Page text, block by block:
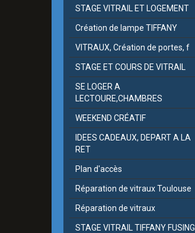
STAGE VITRAIL ET LOGEMENT
Création de lampe TIFFANY
VITRAUX, Création de portes, f
STAGE ET COURS DE VITRAIL
SE LOGER A
LECTOURE,CHAMBRES
WEEKEND CRÉATIF
IDEES CADEAUX, DEPART A LA
RET
Plan d'accès
Réparation de vitraux Toulouse
Réparation de vitraux
STAGE VITRAIL TIFFANY FUSING